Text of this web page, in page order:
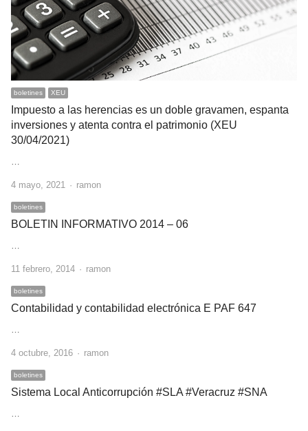
boletines XEU
Impuesto a las herencias es un doble gravamen, espanta
inversiones y atenta contra el patrimonio (XEU
30/04/2021)
…
4 mayo, 2021 Author
ramon
boletines
BOLETIN INFORMATIVO 2014 – 06
…
11 febrero, 2014 Author
ramon
boletines
Contabilidad y contabilidad electrónica E PAF 647
…
4 octubre, 2016 Author
ramon
boletines
Sistema Local Anticorrupción #SLA #Veracruz #SNA
…